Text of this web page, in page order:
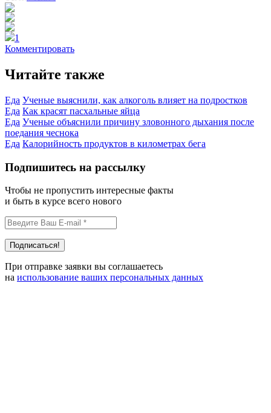
1
Комментировать
Читайте также
Еда Ученые выяснили, как алкоголь влияет на подростков
Еда Как красят пасхальные яйца
Еда Ученые объяснили причину зловонного дыхания после
поедания чеснока
Еда Калорийность продуктов в километрах бега
Подпишитесь на рассылку
Чтобы не пропустить интересные факты
и быть в курсе всего нового
При отправке заявки вы соглашаетесь
на использование ваших персональных данных